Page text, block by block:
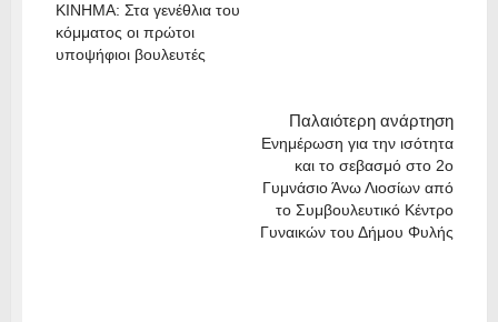
ΚΙΝΗΜΑ: Στα γενέθλια του
κόμματος οι πρώτοι
υποψήφιοι βουλευτές
Παλαιότερη ανάρτηση
Ενημέρωση για την ισότητα
και το σεβασμό στο 2ο
Γυμνάσιο Άνω Λιοσίων από
το Συμβουλευτικό Κέντρο
Γυναικών του Δήμου Φυλής